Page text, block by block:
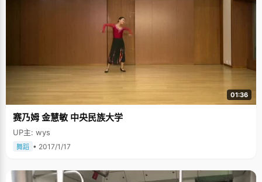
01:36
赛乃姆 金慧敏 中央民族大学
UP主: wys
舞蹈 • 2017/1/17